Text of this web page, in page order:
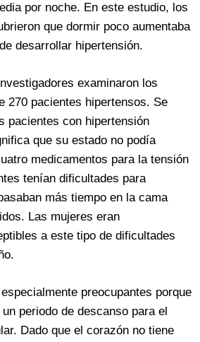
por noche. En este estudio, los
que dormir poco aumentaba
desarrollar hipertensión.
examinaron los
270 pacientes hipertensos. Se
pacientes con hipertensión
que su estado no podía
medicamentos para la tensión
tenían dificultades para
más tiempo en la cama
Las mujeres eran
a este tipo de dificultades
preocupantes porque
periodo de descanso para el
Dado que el corazón no tiene